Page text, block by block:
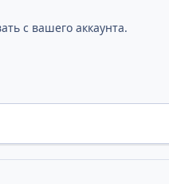
с вашего аккаунта.